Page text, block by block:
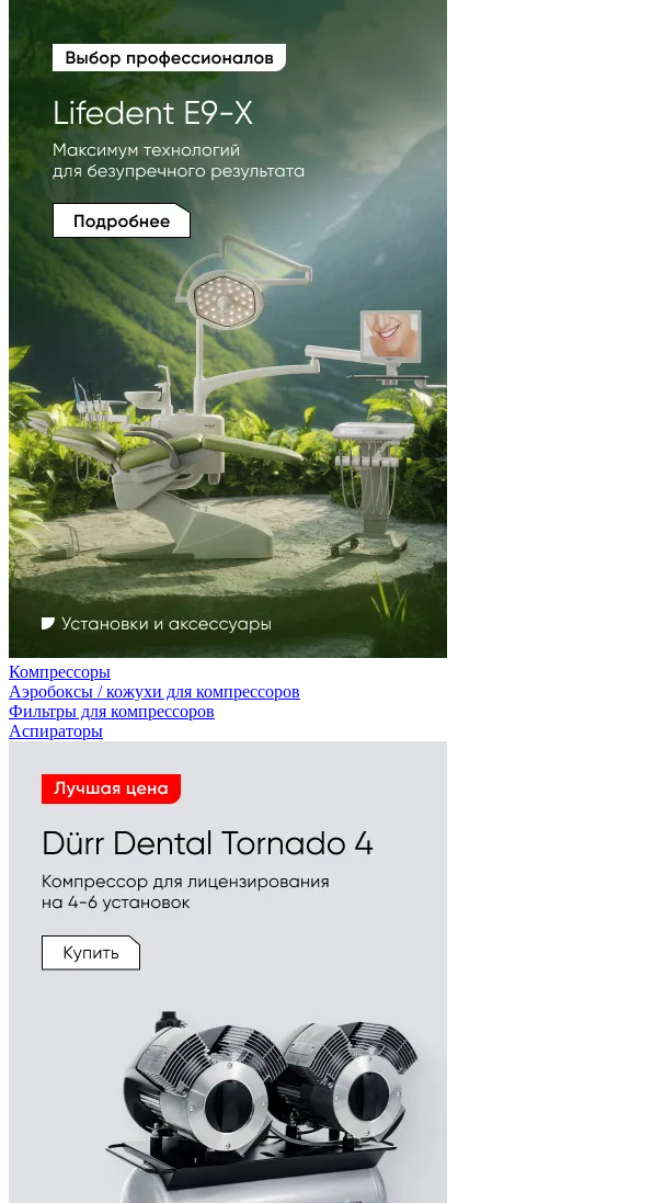
Компрессоры
Аэробоксы / кожухи для компрессоров
Фильтры для компрессоров
Аспираторы